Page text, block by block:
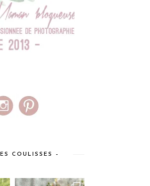
COULISSES –